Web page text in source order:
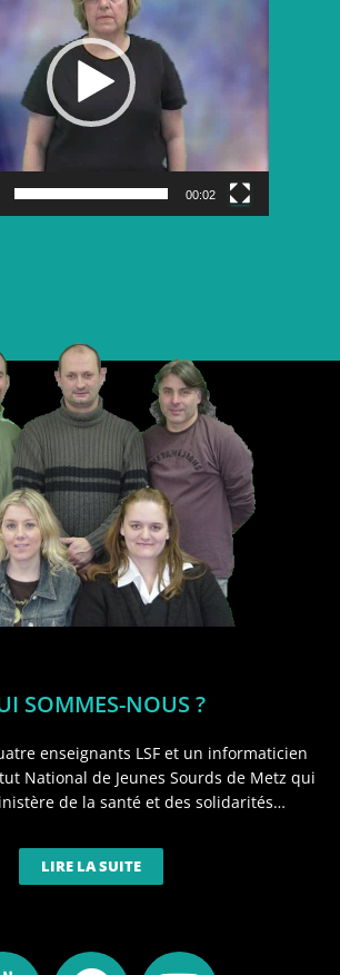
00:02
SOMMES-NOUS ?
enseignants LSF et un informaticien
National de Jeunes Sourds de Metz qui
de la santé et des solidarités…
LIRE LA SUITE